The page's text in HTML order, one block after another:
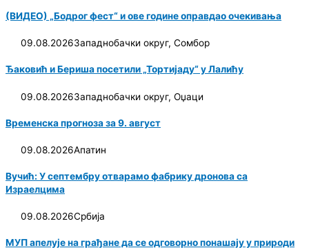
(ВИДЕО) „Бодрог фест“ и ове године оправдао очекивања
09.08.2026Западнобачки округ,Сомбор
Ђаковић и Бериша посетили „Тортијаду“ у Лалићу
09.08.2026Западнобачки округ,Оџаци
Временска прогноза за 9. август
09.08.2026Апатин
Вучић: У септембру отварамо фабрику дронова са
Израелцима
09.08.2026Србија
МУП апелује на грађане да се одговорно понашају у природи